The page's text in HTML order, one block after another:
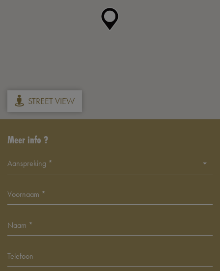
STREET VIEW
Meer info ?
Aanspreking *